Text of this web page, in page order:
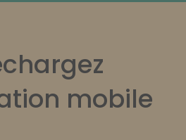
mobile